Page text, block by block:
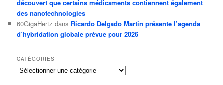
découvert que certains médicaments contiennent également
des nanotechnologies
60GigaHertz dans Ricardo Delgado Martin présente l’agenda
d’hybridation globale prévue pour 2026
CATÉGORIES
Catégories